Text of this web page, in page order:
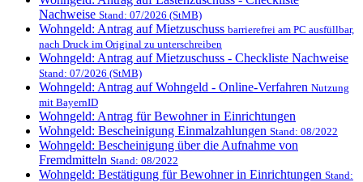
Nachweise Stand: 07/2026 (StMB)
Wohngeld: Antrag auf Mietzuschuss barrierefrei am PC ausfüllbar,
nach Druck im Original zu unterschreiben
Wohngeld: Antrag auf Mietzuschuss - Checkliste Nachweise
Stand: 07/2026 (StMB)
Wohngeld: Antrag auf Wohngeld - Online-Verfahren Nutzung
mit BayernID
Wohngeld: Antrag für Bewohner in Einrichtungen
Wohngeld: Bescheinigung Einmalzahlungen Stand: 08/2022
Wohngeld: Bescheinigung über die Aufnahme von
Fremdmitteln Stand: 08/2022
Wohngeld: Bestätigung für Bewohner in Einrichtungen Stand: